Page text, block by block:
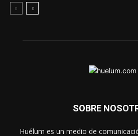
SOBRE
Huélum es un medio de